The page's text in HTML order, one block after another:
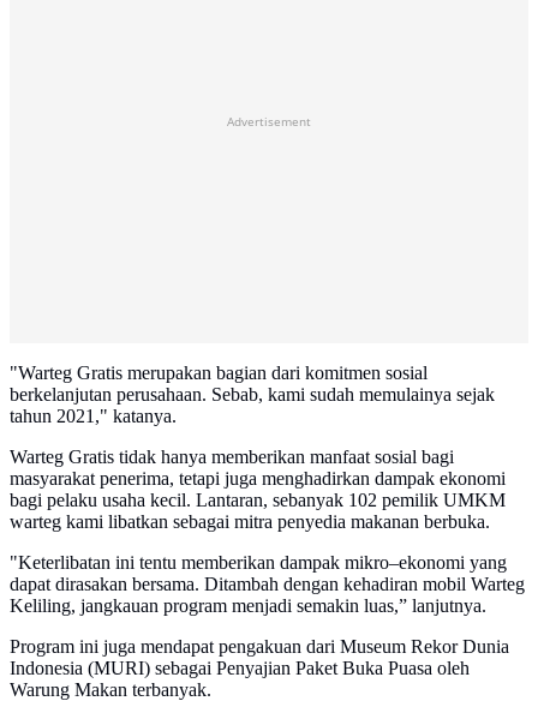
Advertisement
"Warteg Gratis merupakan bagian dari komitmen sosial
berkelanjutan perusahaan. Sebab, kami sudah memulainya sejak
tahun 2021," katanya.
Warteg Gratis tidak hanya memberikan manfaat sosial bagi
masyarakat penerima, tetapi juga menghadirkan dampak ekonomi
bagi pelaku usaha kecil. Lantaran, sebanyak 102 pemilik UMKM
warteg kami libatkan sebagai mitra penyedia makanan berbuka.
"Keterlibatan ini tentu memberikan dampak mikro–ekonomi yang
dapat dirasakan bersama. Ditambah dengan kehadiran mobil Warteg
Keliling, jangkauan program menjadi semakin luas,” lanjutnya.
Program ini juga mendapat pengakuan dari Museum Rekor Dunia
Indonesia (MURI) sebagai Penyajian Paket Buka Puasa oleh
Warung Makan terbanyak.